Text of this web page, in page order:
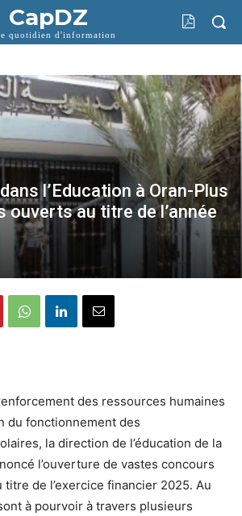
CapDZ
quotidien d'information
l’Education à Oran-Plus
ouverts au titre de l’année
des ressources humaines
du fonctionnement des
la direction de l’éducation de la
l’ouverture de vastes concours
de l’exercice financier 2025. Au
à pourvoir à travers plusieurs